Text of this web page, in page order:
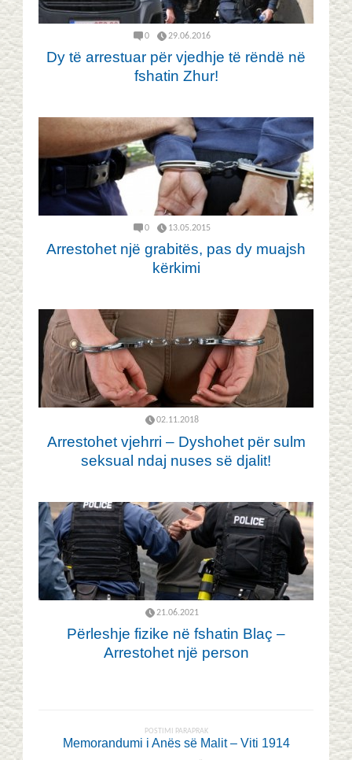
0 29.06.2016
Dy të arrestuar për vjedhje të rëndë në
fshatin Zhur!
0 13.05.2015
Arrestohet një grabitës, pas dy muajsh
kërkimi
02.11.2018
Arrestohet vjehrri – Dyshohet për sulm
seksual ndaj nuses së djalit!
21.06.2021
Përleshje fizike në fshatin Blaç –
Arrestohet një person
POSTIMI PARAPRAK
Memorandumi i Anës së Malit – Viti 1914